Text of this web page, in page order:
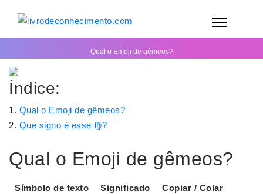
Qual o Emoji de gêmeos?
Índice:
Qual o Emoji de gêmeos?
Que signo é esse ♍?
Qual o Emoji de gêmeos?
Símbolo de texto Significado Copiar / Colar